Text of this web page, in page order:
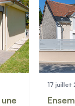
17 juillet